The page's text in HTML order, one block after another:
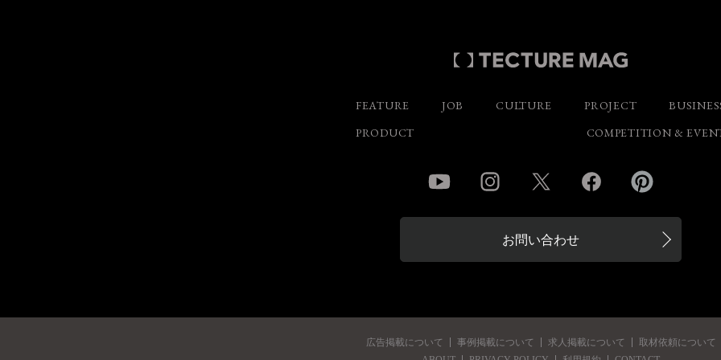
FEATURE JOB CULTURE PROJECT
PRODUCT
COMPETITION &
YouTube Instagram Twitter Facebook
お問い合わせ
広告掲載について 事例掲載について 求人掲載について
取材依頼について